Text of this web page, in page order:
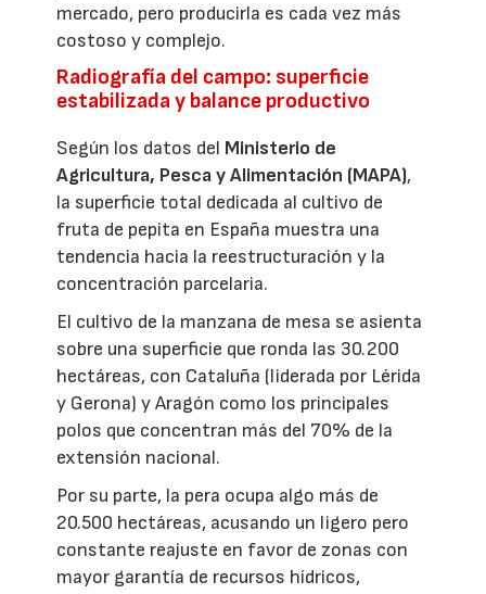
mercado, pero producirla es cada vez más
costoso y complejo.
Radiografía del campo: superficie
estabilizada y balance productivo
Según los datos del Ministerio de
Agricultura, Pesca y Alimentación (MAPA),
la superficie total dedicada al cultivo de
fruta de pepita en España muestra una
tendencia hacia la reestructuración y la
concentración parcelaria.
El cultivo de la manzana de mesa se asienta
sobre una superficie que ronda las 30.200
hectáreas, con Cataluña (liderada por Lérida
y Gerona) y Aragón como los principales
polos que concentran más del 70% de la
extensión nacional.
Por su parte, la pera ocupa algo más de
20.500 hectáreas, acusando un ligero pero
constante reajuste en favor de zonas con
mayor garantía de recursos hídricos,